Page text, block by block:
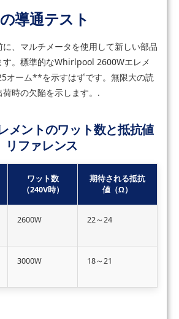
導通テスト
、マルチメータを使用して新しい部品
す。標準的なWhirlpool 2600Wエレメ
オーム**を示すはずです。無限大の読
時の欠陥を示します。.
メントのワット数と抵抗値
リファレンス
ワット数
（240V時）
期待される抵抗
値（Ω）
2600W 22～24
3000W 18～21